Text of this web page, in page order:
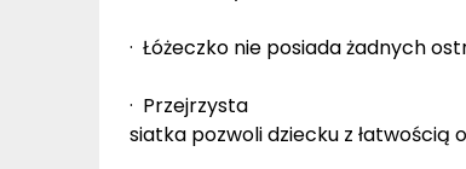
· Łóżeczko nie posiada żadnych
· Przejrzysta
siatka pozwoli dziecku z